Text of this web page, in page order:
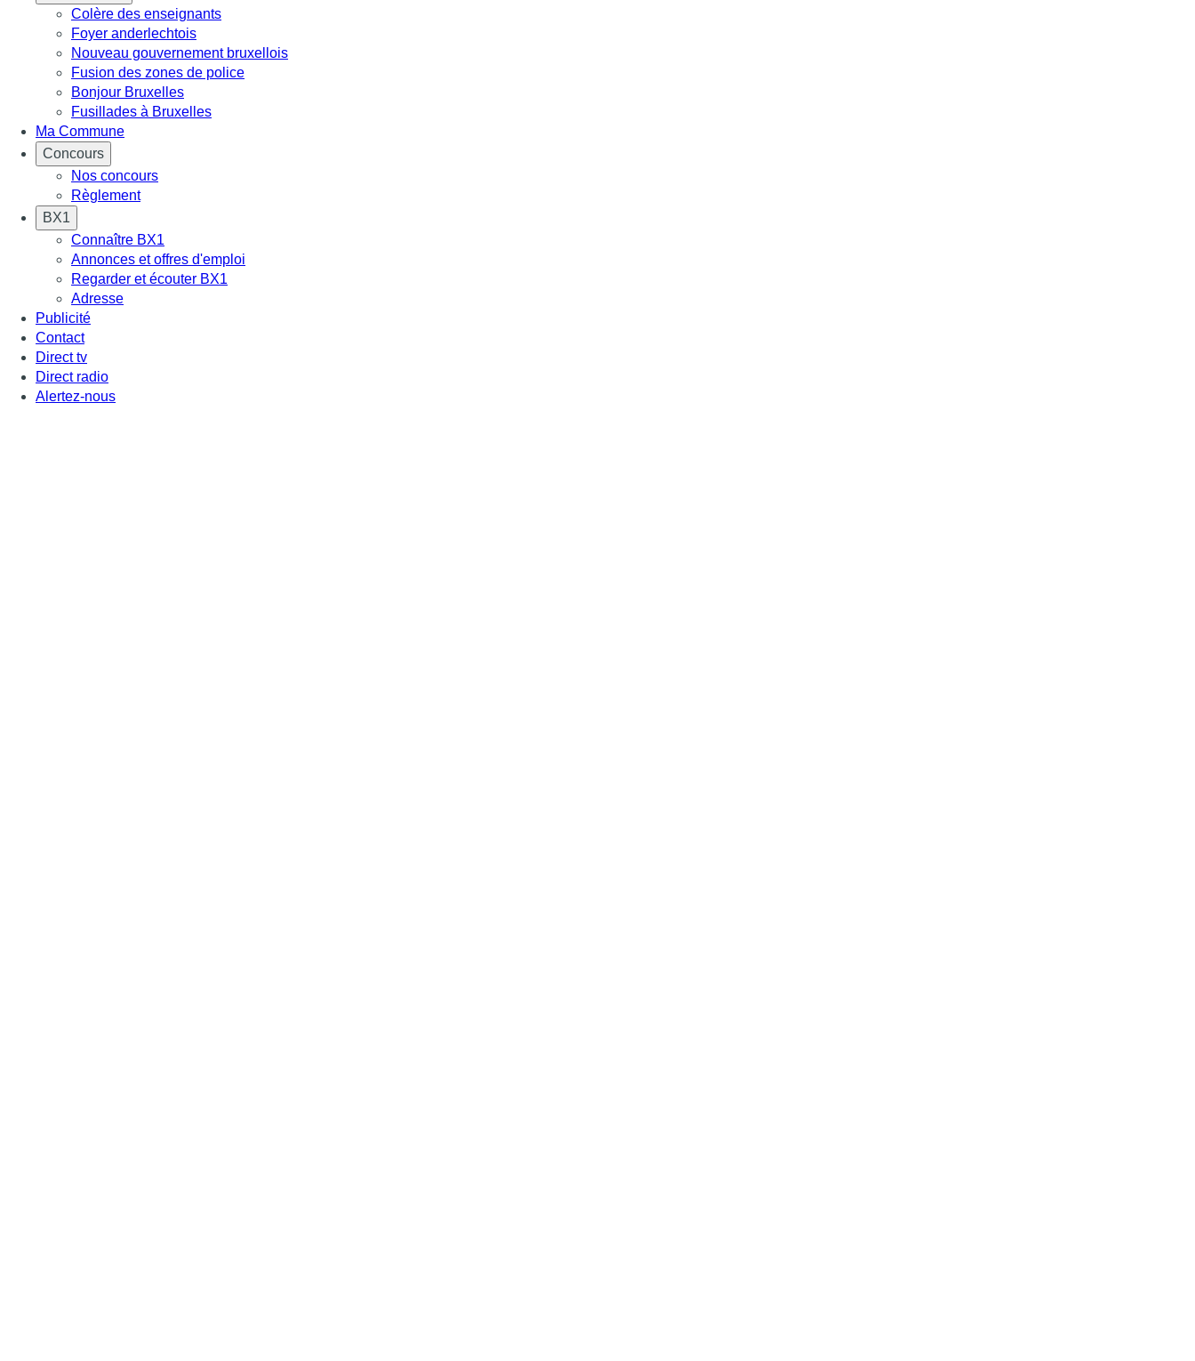
Colère des enseignants
Foyer anderlechtois
Nouveau gouvernement bruxellois
Fusion des zones de police
Bonjour Bruxelles
Fusillades à Bruxelles
Ma Commune
Concours
Nos concours
Règlement
BX1
Connaître BX1
Annonces et offres d'emploi
Regarder et écouter BX1
Adresse
Publicité
Contact
Direct tv
Direct radio
Alertez-nous